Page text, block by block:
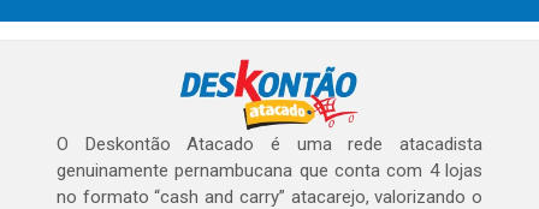
O Deskontão Atacado é uma rede atacadista
genuinamente pernambucana que conta com 4 lojas
no formato “cash and carry” atacarejo, valorizando o